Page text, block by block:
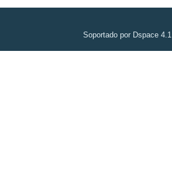
Soportado por Dspace 4.1